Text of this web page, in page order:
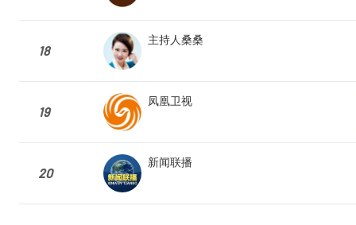
18
主持人桑桑
19
凤凰卫视
20
新闻联播